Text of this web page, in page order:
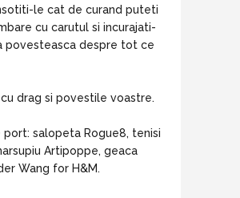
le cat de curand puteti
cu carutul si incurajati-
povesteasca despre tot ce
drag si povestile voastre.
port: salopeta Rogue8, tenisi
Artipoppe, geaca
Wang for H&M.